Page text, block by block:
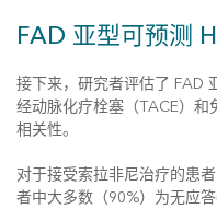
FAD 亚型可预测
接下来，研究者评估了 FAD
经动脉化疗栓塞（TACE）和
相关性。
对于接受索拉非尼治疗的患
者中大多数（90%）为无应答